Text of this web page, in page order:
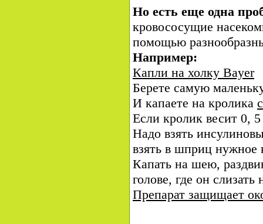
Но есть еще одна
кровососущие
помощью
Например:
Капли на холку Bayer
Берете самую
И капаете на кролика
Если кролик весит 0,
Надо взять
взять в шприц нужное
Капать на шею,
голове, где он слизать
Препарат защищает